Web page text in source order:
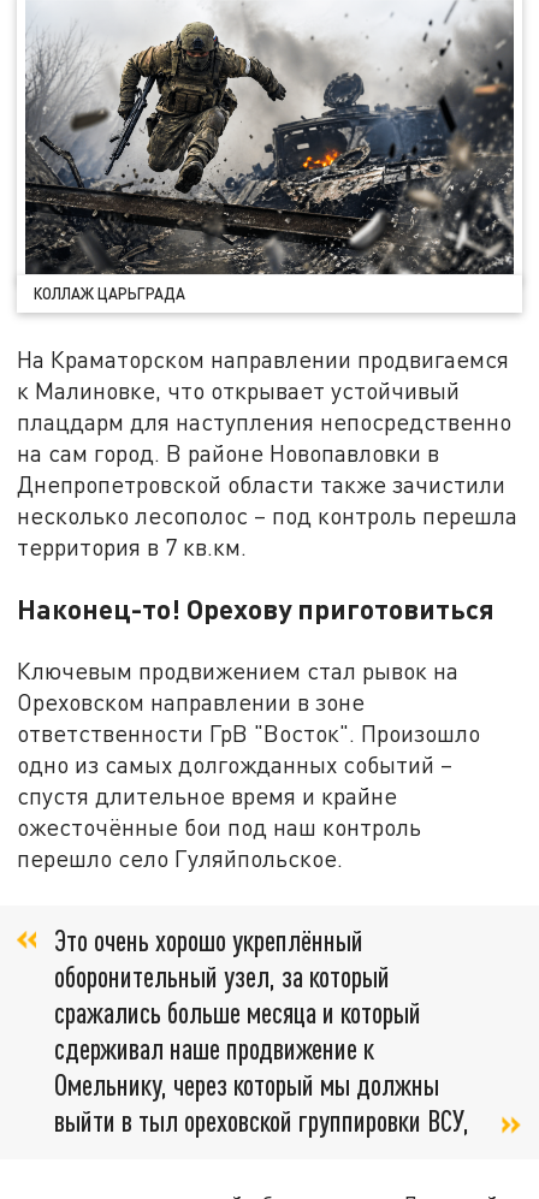
КОЛЛАЖ ЦАРЬГРАДА
На Краматорском направлении продвигаемся
к Малиновке, что открывает устойчивый
плацдарм для наступления непосредственно
на сам город. В районе Новопавловки в
Днепропетровской области также зачистили
несколько лесополос – под контроль перешла
территория в 7 кв.км.
Наконец-то! Орехову приготовиться
Ключевым продвижением стал рывок на
Ореховском направлении в зоне
ответственности ГрВ "Восток". Произошло
одно из самых долгожданных событий –
спустя длительное время и крайне
ожесточённые бои под наш контроль
перешло село Гуляйпольское.
Это очень хорошо укреплённый
оборонительный узел, за который
сражались больше месяца и который
сдерживал наше продвижение к
Омельнику, через который мы должны
выйти в тыл ореховской группировки ВСУ,